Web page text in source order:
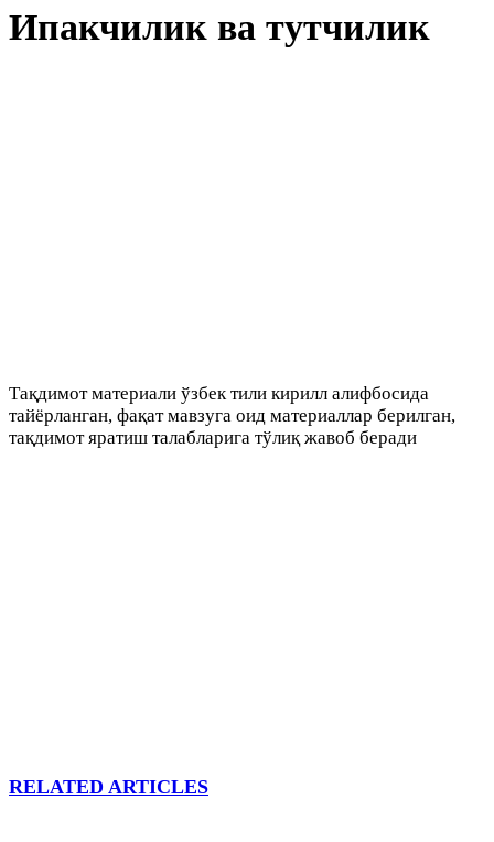
Ипакчилик ва тутчилик
Тақдимот материали ўзбек тили кирилл алифбосида
тайёрланган, фақат мавзуга оид материаллар берилган,
тақдимот яратиш талабларига тўлиқ жавоб беради
RELATED ARTICLES